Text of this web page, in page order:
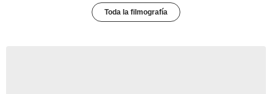
Toda la filmografía